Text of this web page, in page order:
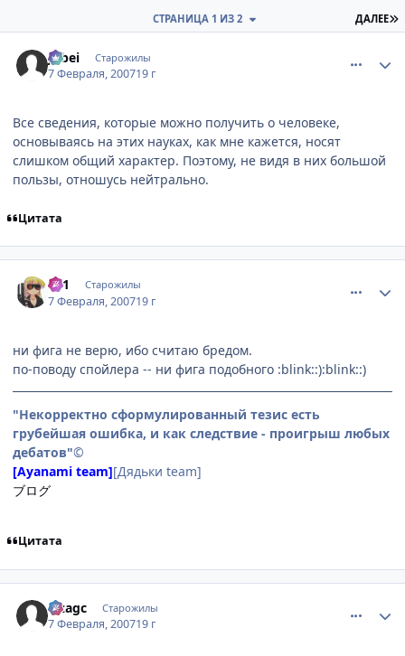
ДАЛЕЕ
СТРАНИЦА 1 ИЗ 2
Jubei Старожилы
7 Февраля, 200719 г
Все сведения, которые можно получить о человеке,
основываясь на этих науках, как мне кажется, носят
слишком общий характер. Поэтому, не видя в них большой
пользы, отношусь нейтрально.
Цитата
SF1 Старожилы
7 Февраля, 200719 г
ни фига не верю, ибо считаю бредом.
по-поводу спойлера -- ни фига подобного :blink::):blink::)
"Некорректно сформулированный тезис есть
грубейшая ошибка, и как следствие - проигрыш любых
дебатов"©
[Ayanami team][Дядьки team]
ブログ
Цитата
Lizagc Старожилы
7 Февраля, 200719 г